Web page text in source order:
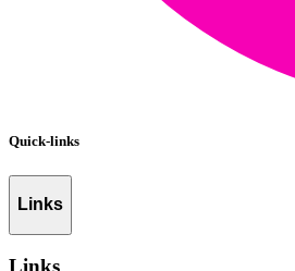
Quick-links
Links